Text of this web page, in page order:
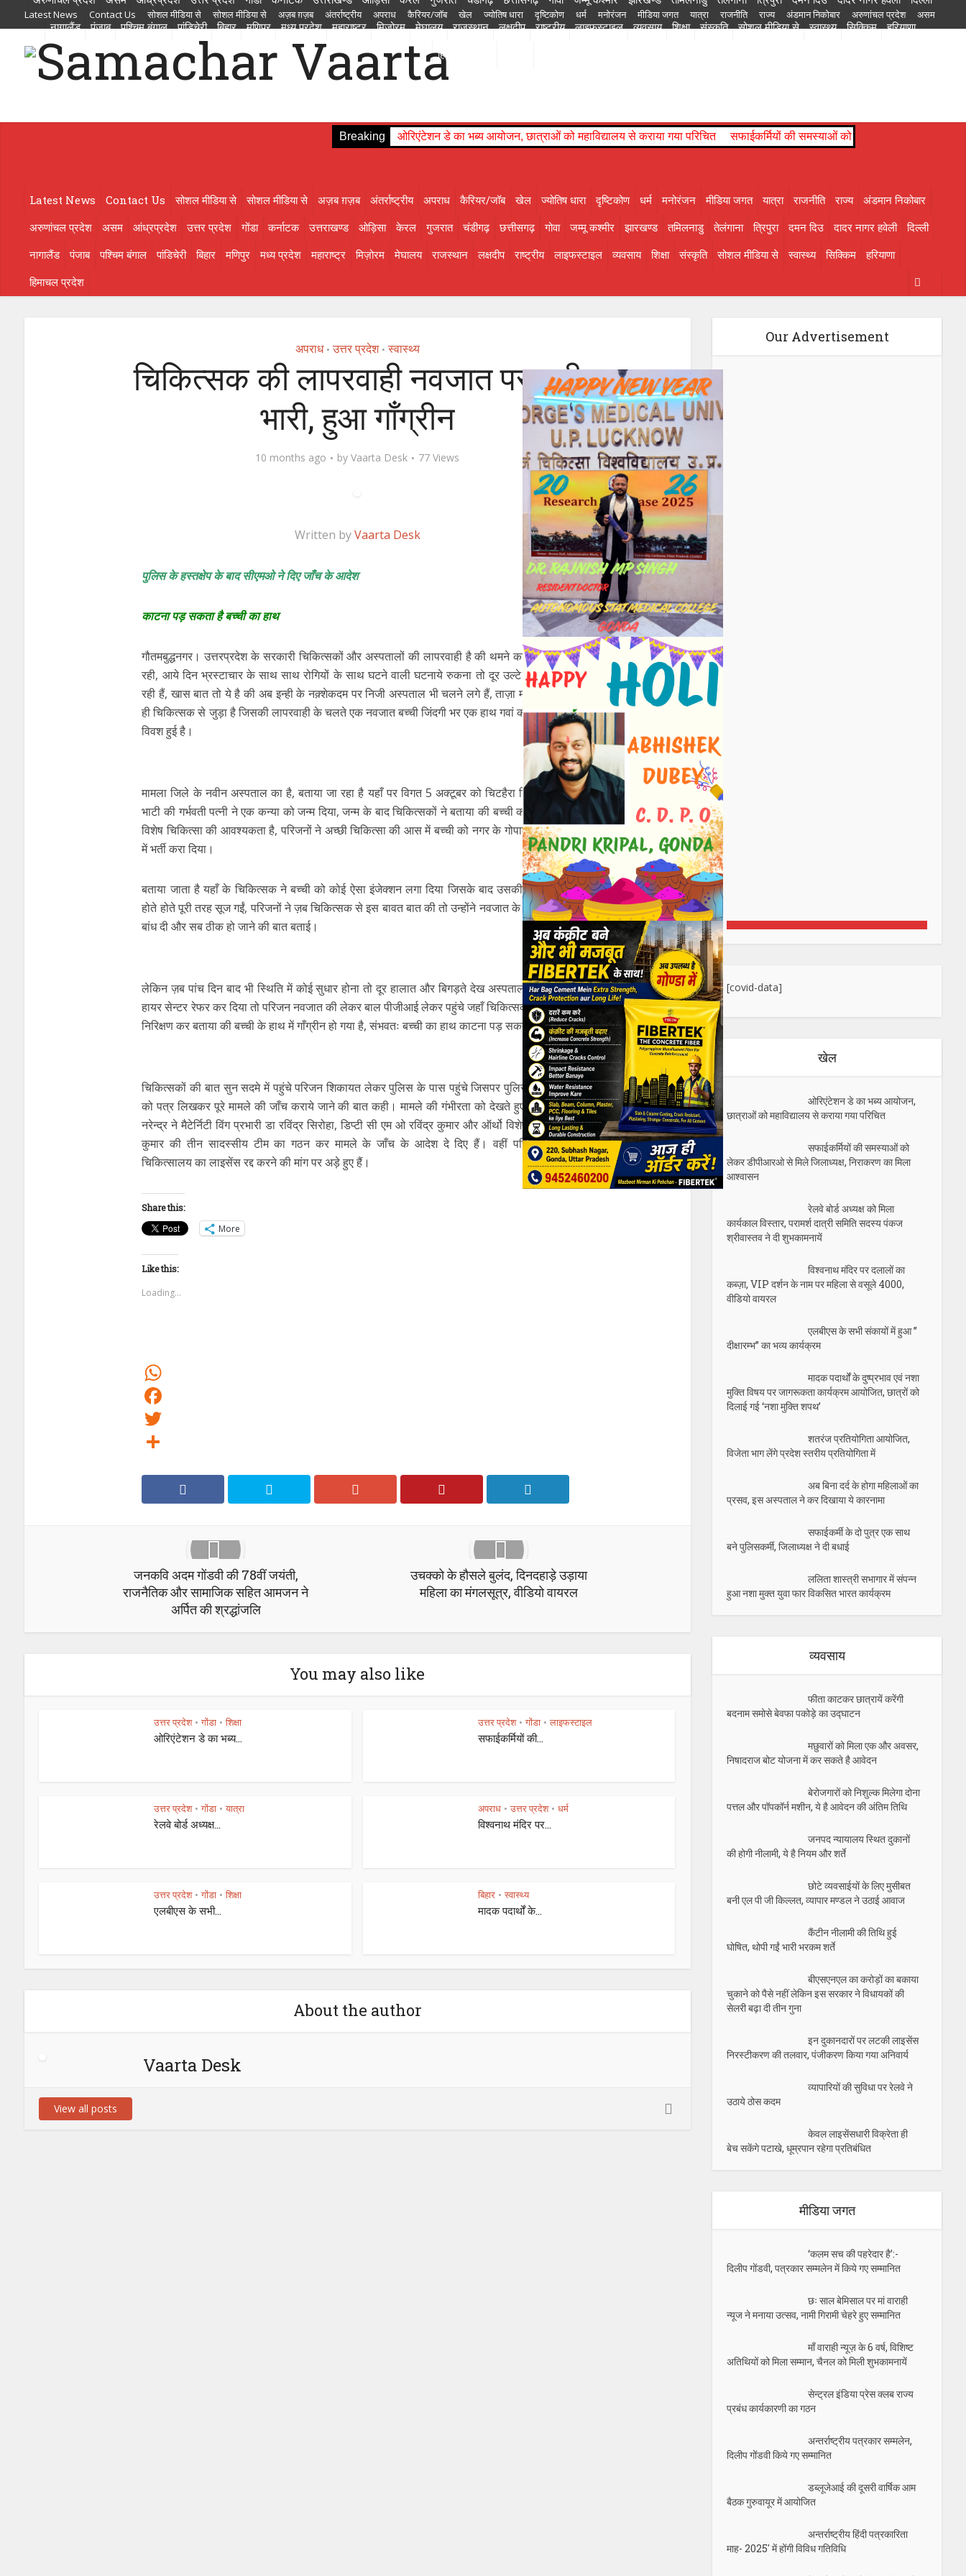
नागालैंड
पंजाब पश्चिम बंगाल पांडिचेरी बिहार मणिपुर मध्य प्रदेश महाराष्ट्र मिज़ोरम मेघालय राजस्थान लक्षदीप राष्ट्रीय लाइफस्टाइल व्यवसाय शिक्षा संस्कृति सोशल मीडिया से स्वास्थ्य सिक्किम
हरियाणा
हिमाचल प्रदेश
Latest News Contact Us सोशल मीडिया से सोशल मीडिया से अज़ब ग़ज़ब अंतर्राष्ट्रीय अपराध कैरियर/जॉब खेल ज्योतिष धारा दृष्टिकोण धर्म मनोरंजन मीडिया जगत यात्रा राजनीति राज्य अंडमान निकोबार अरुणांचल प्रदेश असम
आंध्रप्रदेश उत्तराखण्ड गुजरात गोवा
मणिपुर मध्य प्रदेश मिज़ोरम मेघालय राजस्थान लक्षदीप राष्ट्रीय लाइफस्टाइल व्यवसाय शिक्षा संस्कृति
Breaking ओरिएंटेशन डे का भब्य आयोजन, छात्राओं को महाविद्यालय से कराया गया परिचित सफाईकर्मियों की समस्याओं को लेकर डीपीआरओ से मिले
Latest News Contact Us सोशल मीडिया से सोशल मीडिया से अज़ब ग़ज़ब अंतर्राष्ट्रीय अपराध कैरियर/जॉब खेल ज्योतिष धारा दृष्टिकोण धर्म मनोरंजन मीडिया जगत यात्रा राजनीति राज्य
अंडमान निकोबार
अरुणांचल प्रदेश
असम आंध्रप्रदेश उत्तर प्रदेश गोंडा कर्नाटक उत्तराखण्ड ओड़िसा केरल गुजरात चंडीगढ़ छत्तीसगढ़ गोवा जम्मू कश्मीर झारखण्ड तमिलनाडु तेलंगाना त्रिपुरा दमन दिउ दादर नागर हवेली
दिल्ली
नागालैंड
पंजाब पश्चिम बंगाल पांडिचेरी बिहार मणिपुर मध्य प्रदेश महाराष्ट्र मिज़ोरम मेघालय राजस्थान लक्षदीप राष्ट्रीय लाइफस्टाइल व्यवसाय शिक्षा संस्कृति सोशल मीडिया से स्वास्थ्य सिक्किम
हरियाणा
हिमाचल प्रदेश
अपराध • उत्तर प्रदेश • स्वास्थ्य
चिकित्सक की लापरवाही नवजात पर पड़ी
भारी, हुआ गाँग्रीन
10 months ago byVaarta Desk 77 Views
Written byVaarta Desk
पुलिस के हस्तक्षेप के बाद सीएमओ ने दिए जाँच के आदेश
काटना पड़ सकता है बच्ची का हाथ
गौतमबुद्धनगर। उत्तरप्रदेश के सरकारी चिकित्सकों और अस्पतालों की लापरवाही है की थमने का नाम नहीं ले
रही, आये दिन भ्रस्टाचार के साथ साथ रोगियों के साथ घटने वाली घटनाये रुकना तो दूर उल्टे बढ़ती ही जा
रही हैं, खास बात तो ये है की अब इन्ही के नक़्शेकदम पर निजी अस्पताल भी चलने लगे हैं, ताज़ा मामला भी ऐसे
ही चिकित्सक से जुड़ा है जिसकी लापरवाही के चलते एक नवजात बच्ची जिंदगी भर एक हाथ गवां कर भुगतने को
विवश हुई है।
मामला जिले के नवीन अस्पताल का है, बताया जा रहा है यहाँ पर विगत 5 अक्टूबर को चिटहैरा निवासी शिवम्
भाटी की गर्भवती पत्नी ने एक कन्या को जन्म दिया, जन्म के बाद चिकित्सकों ने बताया की बच्ची कमजोर है उसे
विशेष चिकित्सा की आवश्यकता है, परिजनों ने अच्छी चिकित्सा की आस में बच्ची को नगर के गोपाल नर्सिंग होम
में भर्ती करा दिया।
बताया जाता है यहाँ के चिकित्सक ने बच्ची को कोई ऐसा इंजेक्शन लगा दिया जिसके बाद उसकी हथेली लाल
होते होते पूरी तरह सूज गईं, परिजनों ने ज़ब चिकित्सक से इस बावत बात की तो उन्होंने नवजात के हाथ में पट्टी
बांध दी और सब ठीक हो जाने की बात बताई।
लेकिन ज़ब पांच दिन बाद भी स्थिति में कोई सुधार होना तो दूर हालात और बिगड़ते देख अस्पताल ने बच्ची को
हायर सेन्टर रेफर कर दिया तो परिजन नवजात की लेकर बाल पीजीआई लेकर पहुंचे जहाँ चिकित्सकों की टीम ने
निरिक्षण कर बताया की बच्ची के हाथ में गाँग्रीन हो गया है, संभवतः बच्ची का हाथ काटना पड़ सकता है।
चिकित्सकों की बात सुन सदमे में पहुंचे परिजन शिकायत लेकर पुलिस के पास पहुंचे जिसपर पुलिस ने सीएमओ
को पत्र लिखकर पूरे मामले की जाँच कराये जाने की बात कही। मामले की गंभीरता को देखते हुए सीएमओ डा
नरेन्द्र ने मैटेर्निटी विंग प्रभारी डा रविंद्र सिरोहा, डिप्टी सी एम ओ रविंद्र कुमार और ऑर्थो विशेषज्ञ डा बृजेश
कुमार की तीन सादस्सीय टीम का गठन कर मामले के जाँच के आदेश दे दिए हैं। वहीं परिजन आरोपी
चिकित्सालय का लाइसेंस रद्द करने की मांग पर अड़े हुए हैं।
Share this:
More
Like this:
Loading...
WhatsApp
Facebook
Twitter
जनकवि अदम गोंडवी की 78वीं जयंती,
राजनैतिक और सामाजिक सहित आमजन ने
अर्पित की श्रद्धांजलि
उचक्को के हौसले बुलंद, दिनदहाड़े उड़ाया
महिला का मंगलसूत्र, वीडियो वायरल
You may also like
उत्तर प्रदेश • गोंडा • शिक्षा
ओरिएंटेशन डे का भब्य...
उत्तर प्रदेश • गोंडा • लाइफस्टाइल
सफाईकर्मियों की...
उत्तर प्रदेश • गोंडा • यात्रा
रेलवे बोर्ड अध्यक्ष...
अपराध • उत्तर प्रदेश • धर्म
विश्वनाथ मंदिर पर...
उत्तर प्रदेश • गोंडा • शिक्षा
एलबीएस के सभी...
बिहार • स्वास्थ्य
मादक पदार्थों के...
About the author
Vaarta Desk
View all posts
Our Advertisement
[covid-data]
खेल
ओरिएंटेशन डे का भब्य आयोजन,
छात्राओं को महाविद्यालय से कराया गया परिचित
सफाईकर्मियों की समस्याओं को
लेकर डीपीआरओ से मिले जिलाध्यक्ष, निराकरण का मिला
आश्वासन
रेलवे बोर्ड अध्यक्ष को मिला
कार्यकाल विस्तार, परामर्श दात्री समिति सदस्य पंकज
श्रीवास्तव ने दी शुभकामनायें
विश्वनाथ मंदिर पर दलालों का
कब्ज़ा, VIP दर्शन के नाम पर महिला से वसूले 4000,
वीडियो वायरल
एलबीएस के सभी संकायों में हुआ ”
दीक्षारम्भ” का भव्य कार्यक्रम
मादक पदार्थों के दुष्प्रभाव एवं नशा
मुक्ति विषय पर जागरूकता कार्यक्रम आयोजित, छात्रों को
दिलाई गई ‘नशा मुक्ति शपथ’
शतरंज प्रतियोगिता आयोजित,
विजेता भाग लेंगे प्रदेश स्तरीय प्रतियोगिता में
अब बिना दर्द के होगा महिलाओं का
प्रसव, इस अस्पताल ने कर दिखाया ये कारनामा
सफाईकर्मी के दो पुत्र एक साथ
बने पुलिसकर्मी, जिलाध्यक्ष ने दी बधाई
ललिता शास्त्री सभागार में संपन्न
हुआ नशा मुक्त युवा फार विकसित भारत कार्यक्रम
व्यवसाय
फीता काटकर छात्रायें करेंगी
बदनाम समोसे बेवफा पकोड़े का उद्घाटन
मछुवारों को मिला एक और अवसर,
निषादराज बोट योजना में कर सकते है आवेदन
बेरोजगारों को निशुल्क मिलेगा दोना
पत्तल और पॉपकॉर्न मशीन, ये है आवेदन की अंतिम तिथि
जनपद न्यायालय स्थित दुकानों
की होगी नीलामी, ये है नियम और शर्ते
छोटे व्यवसाईयों के लिए मुसीबत
बनी एल पी जी किल्लत, व्यापार मण्डल ने उठाई आवाज
कैंटीन नीलामी की तिथि हुई
घोषित, थोपी गईं भारी भरकम शर्ते
बीएसएनएल का करोड़ों का बकाया
चुकाने को पैसे नहीं लेकिन इस सरकार ने विधायकों की
सेलरी बढ़ा दी तीन गुना
इन दुकानदारों पर लटकी लाइसेंस
निरस्टीकरण की तलवार, पंजीकरण किया गया अनिवार्य
व्यापारियों की सुविधा पर रेलवे ने
उठाये ठोस कदम
केवल लाइसेंसधारी विक्रेता ही
बेच सकेंगे पटाखे, धूम्रपान रहेगा प्रतिबंधित
मीडिया जगत
‘कलम सच की पहरेदार है’:-
दिलीप गोंडवी, पत्रकार सम्मलेन में किये गए सम्मानित
छः साल बेमिसाल पर मां वाराही
न्यूज ने मनाया उत्सव, नामी गिरामी चेहरे हुए सम्मानित
माँ वाराही न्यूज़ के 6 वर्ष, विशिष्ट
अतिथियों को मिला सम्मान, चैनल को मिली शुभकामनायें
सेन्ट्रल इंडिया प्रेस क्लब राज्य
प्रबंध कार्यकारणी का गठन
अन्तर्राष्ट्रीय पत्रकार सम्मलेन,
दिलीप गोंडवी किये गए सम्मानित
डब्लूजेआई की दूसरी वार्षिक आम
बैठक गुरुवायूर में आयोजित
अन्तर्राष्ट्रीय हिंदी पत्रकारिता
माह- 2025′ में होंगी विविध गतिविधि